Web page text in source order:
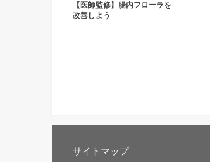
【医師監修】腸内フローラを
改善しよう
サイトマップ